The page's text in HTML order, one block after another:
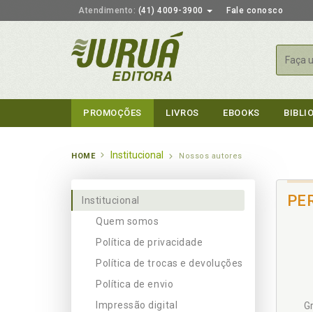
Atendimento: (41) 4009-3900 Fale conosco
PROMOÇÕES LIVROS EBOOKS
HOME Institucional Nossos autores
Institucional
Quem somos
Política de privacidade
Política de trocas e devoluções
Política de envio
Impressão digital